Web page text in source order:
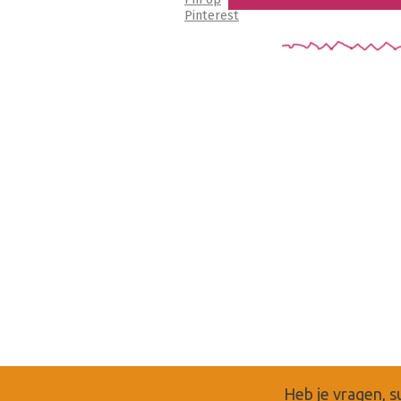
Pinterest
Heb je vragen,